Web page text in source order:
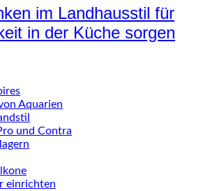
im Landhausstil für
in der Küche sorgen
Aquarien
und Contra
einrichten